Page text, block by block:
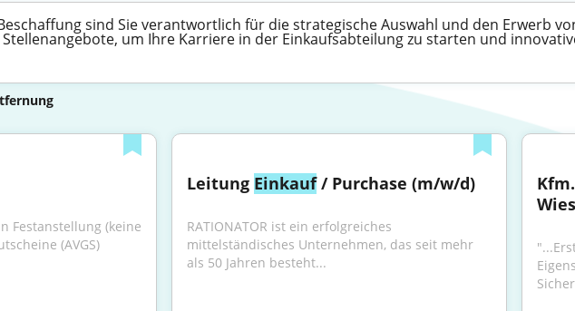
sind Sie verantwortlich für die strategische Auswahl und den Erwerb
Stellenangebote, um Ihre Karriere in der Einkaufsabteilung zu starten und
in Festanstellung (keine
(AVGS)
Leitung Einkauf / Purchase (m/w/d)
RATIONATOR ist ein erfolgreiches
mittelständisches Unternehmen, das seit mehr
als 50 Jahren besteht...